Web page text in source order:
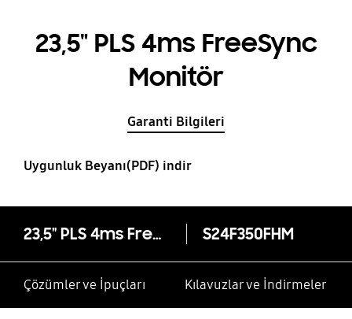
23,5" PLS 4ms FreeSync
Monitör
Garanti Bilgileri
Uygunluk Beyanı(PDF) indir
23,5" PLS 4ms FreeSync Monitör S24F350FHM
Çözümler ve İpuçları Kılavuzlar ve İndirmeler